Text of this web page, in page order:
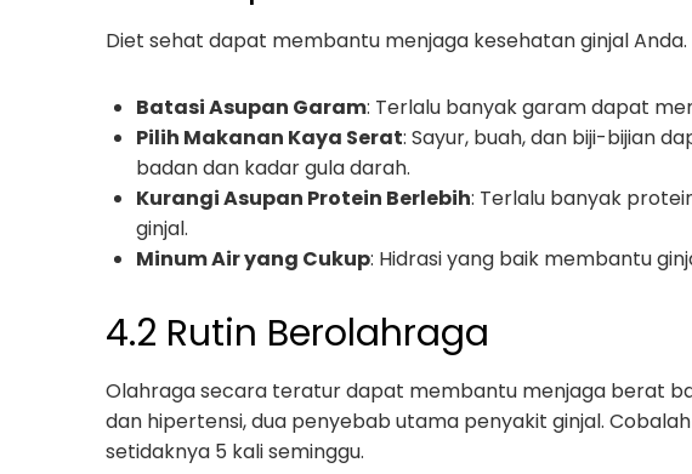
Diet sehat dapat membantu menjaga kesehatan ginjal
Batasi Asupan Garam: Terlalu banyak garam dapat
Pilih Makanan Kaya Serat: Sayur, buah, dan biji-bijian
badan dan kadar gula darah.
Kurangi Asupan Protein Berlebih: Terlalu banyak
ginjal.
Minum Air yang Cukup: Hidrasi yang baik membantu
4.2 Rutin Berolahraga
Olahraga secara teratur dapat membantu menjaga berat
dan hipertensi, dua penyebab utama penyakit ginjal.
setidaknya 5 kali seminggu.